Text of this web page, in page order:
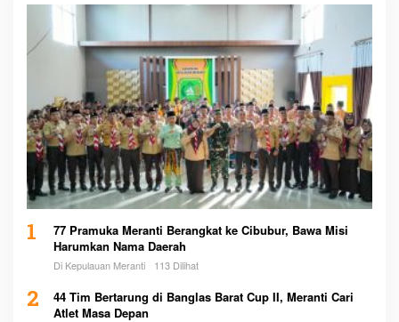
1
77 Pramuka Meranti Berangkat ke Cibubur, Bawa Misi
Harumkan Nama Daerah
Di Kepulauan Meranti 113 Dilihat
2
44 Tim Bertarung di Banglas Barat Cup II, Meranti Cari
Atlet Masa Depan